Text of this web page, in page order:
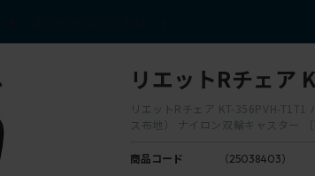
リエットRチェア
リエットRチェア KT-356PVH-T1T1
ス布地） ナイロン双輪キャスター
商品コード （25038403）